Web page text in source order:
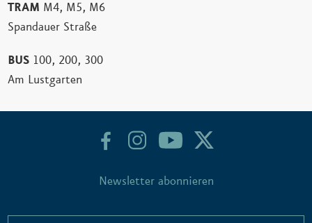
TRAM M4, M5, M6
Spandauer Straße
BUS 100, 200, 300
Am Lustgarten
Newsletter abonnieren